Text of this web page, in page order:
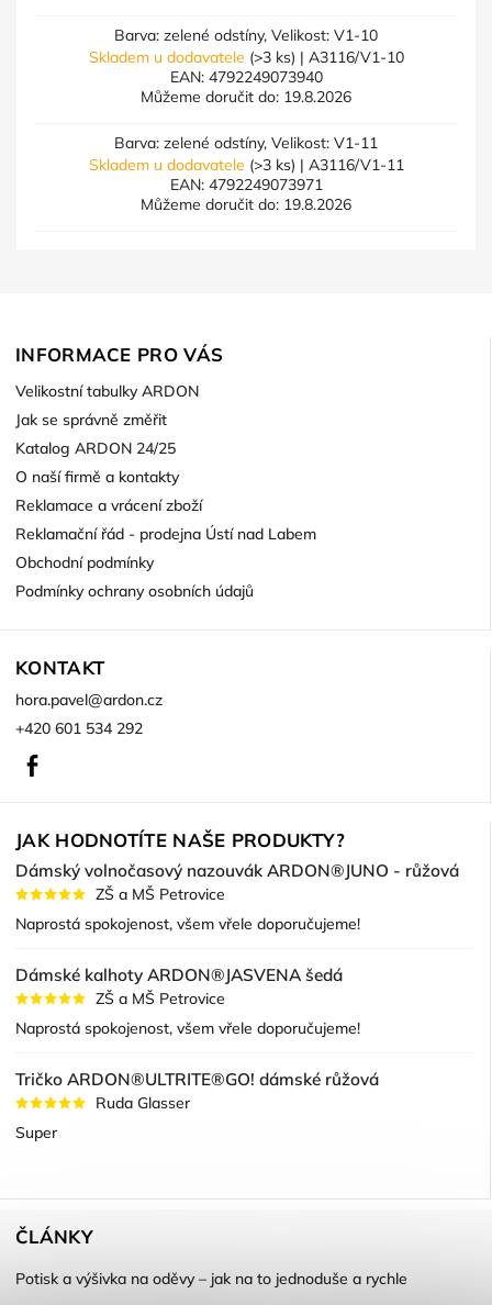
Barva: zelené odstíny, Velikost: V1-10
Skladem u dodavatele (>3 ks) | A3116/V1-10
EAN: 4792249073940
Můžeme doručit do: 19.8.2026
Barva: zelené odstíny, Velikost: V1-11
Skladem u dodavatele (>3 ks) | A3116/V1-11
EAN: 4792249073971
Můžeme doručit do: 19.8.2026
INFORMACE PRO VÁS
Velikostní tabulky ARDON
Jak se správně změřit
Katalog ARDON 24/25
O naší firmě a kontakty
Reklamace a vrácení zboží
Reklamační řád - prodejna Ústí nad Labem
Obchodní podmínky
Podmínky ochrany osobních údajů
KONTAKT
hora.pavel@ardon.cz
+420 601 534 292
JAK HODNOTÍTE NAŠE PRODUKTY?
Dámský volnočasový nazouvák ARDON®JUNO - růžová
ZŠ a MŠ Petrovice
Naprostá spokojenost, všem vřele doporučujeme!
Dámské kalhoty ARDON®JASVENA šedá
ZŠ a MŠ Petrovice
Naprostá spokojenost, všem vřele doporučujeme!
Tričko ARDON®ULTRITE®GO! dámské růžová
Ruda Glasser
Super
ČLÁNKY
Potisk a výšivka na oděvy – jak na to jednoduše a rychle